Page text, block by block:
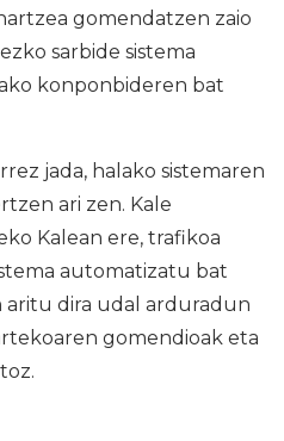
gomendatzen zaio
sarbide sistema
konponbideren bat
jada, halako sistemaren
ari zen. Kale
Kalean ere, trafikoa
automatizatu bat
dira udal arduradun
gomendioak eta